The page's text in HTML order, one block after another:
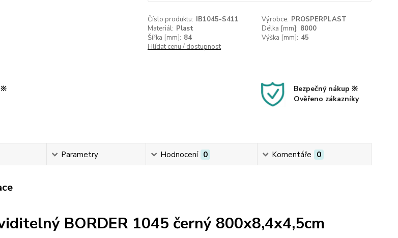
Číslo produktu: IB1045-S411 Výrobce: PROSPERPLAST
Materiál: Plast Délka [mm]: 8000
Šířka [mm]: 84 Výška [mm]: 45
Hlídat cenu / dostupnost
※
Bezpečný nákup ※
Ověřeno zákazníky
Parametry Hodnocení 0 Komentáře 0
BORDER 1045 černý 800x8,4x4,5cm